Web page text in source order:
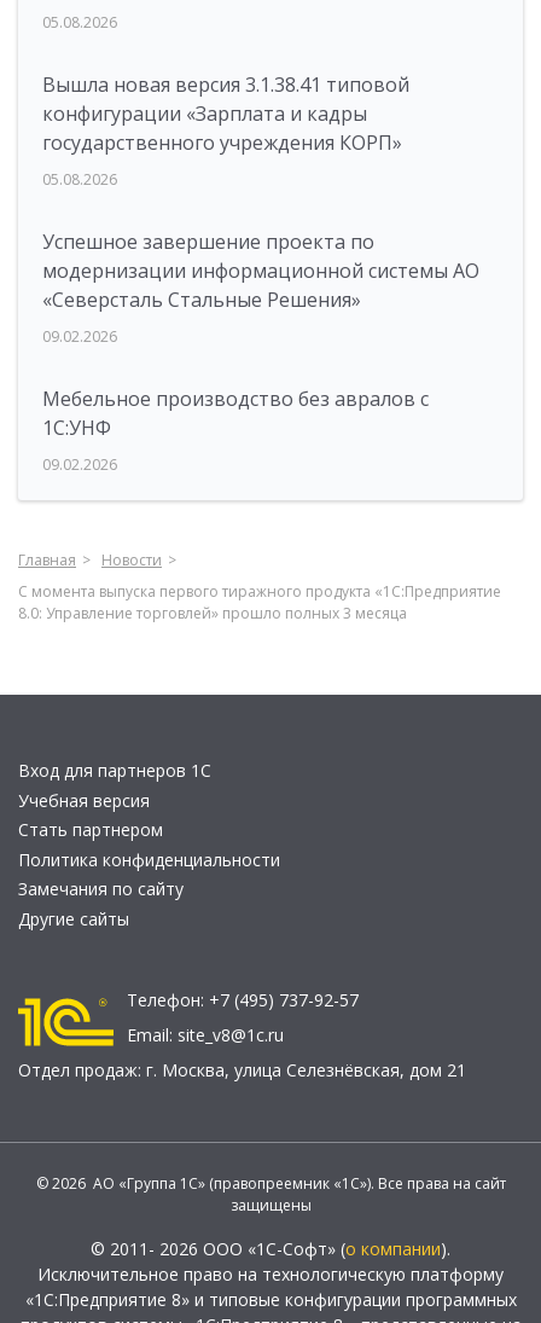
05.08.2026
Вышла новая версия 3.1.38.41 типовой
конфигурации «Зарплата и кадры
государственного учреждения КОРП»
05.08.2026
Успешное завершение проекта по
модернизации информационной системы АО
«Северсталь Стальные Решения»
09.02.2026
Мебельное производство без авралов с
1С:УНФ
09.02.2026
Главная
Новости
С момента выпуска первого тиражного продукта «1С:Предприятие
8.0: Управление торговлей» прошло полных 3 месяца
Вход для партнеров 1С
Учебная версия
Стать партнером
Политика конфиденциальности
Замечания по сайту
Другие сайты
Телефон: +7 (495) 737-92-57
Email: site_v8@1c.ru
Отдел продаж: г. Москва, улица Селезнёвская, дом 21
© 2026 АО «Группа 1С» (правопреемник «1С»). Все права на сайт
защищены
© 2011- 2026 ООО «1С-Софт» (о компании).
Исключительное право на технологическую платформу
«1С:Предприятие 8» и типовые конфигурации программных